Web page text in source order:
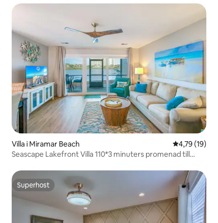
Villa i Miramar Beach 4,79 av 5 i
4,79 (19)
Seascape Lakefront Villa 110*3 minuters promenad till
Superhost
Superhost